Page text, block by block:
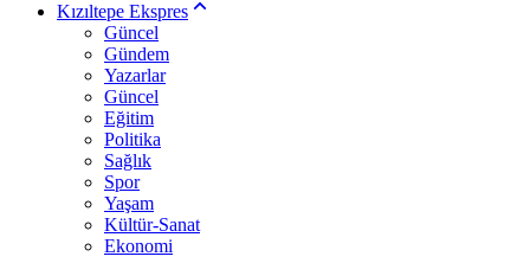
Kızıltepe Ekspres
Güncel
Gündem
Yazarlar
Güncel
Eğitim
Politika
Sağlık
Spor
Yaşam
Kültür-Sanat
Ekonomi